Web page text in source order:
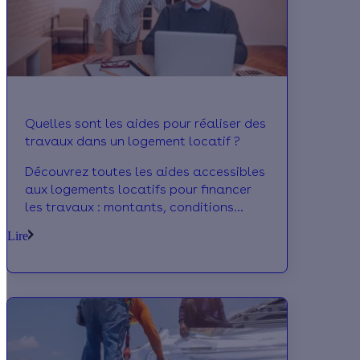
Quelles sont les aides pour réaliser des
travaux dans un logement locatif ?
Découvrez toutes les aides accessibles
aux logements locatifs pour financer
les travaux : montants, conditions
Lire